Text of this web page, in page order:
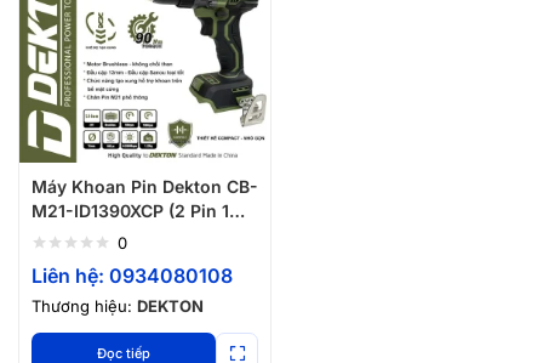
Quên mật khẩu?
Máy Khoan Pin Dekton CB-
M21-ID1390XCP (2 Pin 1
Sạc)
0
Liên hệ: 0934080108
Thương hiệu: DEKTON
Đọc tiếp